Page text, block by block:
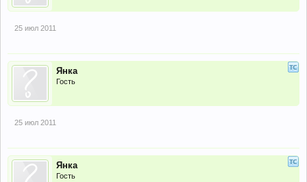
25 июл 2011
Янка
Гость
25 июл 2011
Янка
Гость